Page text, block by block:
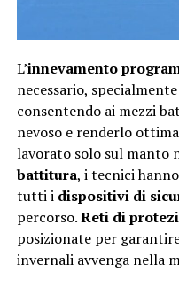
L’innevamento
necessario,
consentendo ai mezzi
nevoso e renderlo
lavorato solo sul manto
battitura, i tecnici
tutti i dispositivi di
percorso.Reti di
posizionate per
invernali avvenga nella